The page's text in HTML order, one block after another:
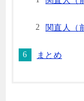
関直人（
まとめ